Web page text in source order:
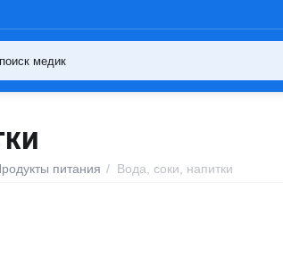
питания / Вода, соки, напитки